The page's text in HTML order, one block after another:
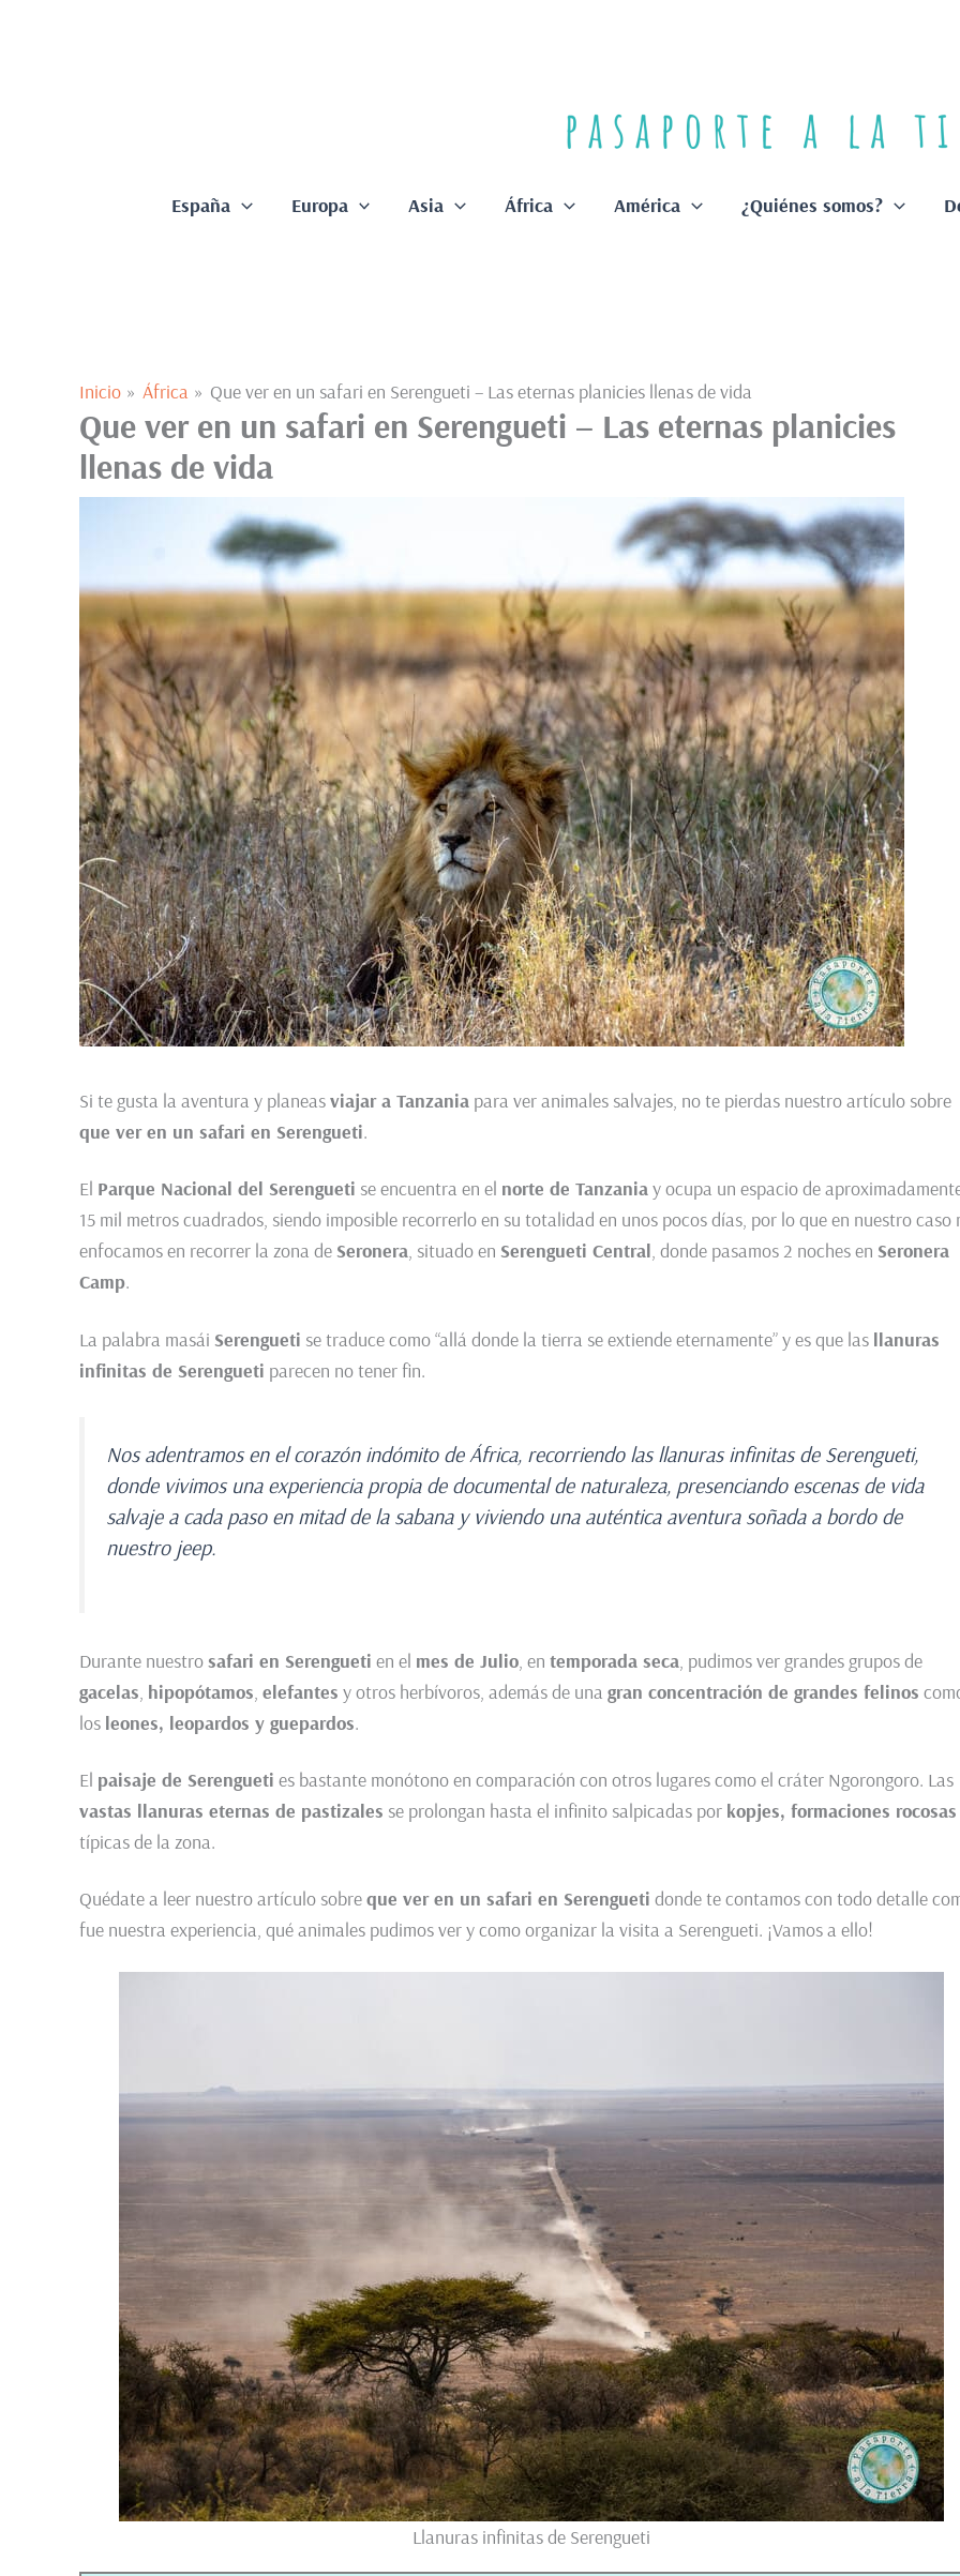
España Europa Asia África América ¿Quiénes somos?
Inicio África Que ver en un safari en Serengueti – Las eternas planicies llenas de vida
Que ver en un safari en Serengueti – Las eternas planicies
llenas de vida
Si te gusta la aventura y planeasviajar a Tanzania para ver animales salvajes, no te pierdas nuestro artículo sobre
que ver en un safari en Serengueti.
El Parque Nacional del Serengueti se encuentra en el norte de Tanzaniay ocupa un espacio de
15 mil metros cuadrados, siendo imposible recorrerlo en su totalidad en unos pocos días, por lo que en nuestro caso
enfocamos en recorrer la zona deSeronera, situado en Serengueti Central, donde pasamos 2 noches en Seronera
Camp.
La palabra masái Serengueti se traduce como “allá donde la tierra se extiende eternamente” y es que las llanuras
infinitas de Serengueti parecen no tener fin.
Nos adentramos en el corazón indómito de África, recorriendo las llanuras infinitas de Serengueti,
donde vivimos una experiencia propia de documental de naturaleza, presenciando escenas de vida
salvaje a cada paso en mitad de la sabana y viviendo una auténtica aventura soñada a bordo de
nuestro jeep.
Durante nuestrosafari en Serengueti en el mes de Julio, en temporada seca, pudimos ver grandes grupos de
gacelas, hipopótamos, elefantes y otros herbívoros, además de una gran concentración de grandes felinos
los leones, leopardos y guepardos.
El paisaje de Serengueti es bastante monótono en comparación con otros lugares como el cráter Ngorongoro. Las
vastas llanuras eternas de pastizales se prolongan hasta el infinito salpicadas por kopjes, formaciones rocosas
típicas de la zona.
Quédate a leer nuestro artículo sobreque ver en un safari en Serengueti donde te contamos con todo detalle
fue nuestra experiencia, qué animales pudimos ver y como organizar la visita a Serengueti. ¡Vamos a ello!
Llanuras infinitas de Serengueti